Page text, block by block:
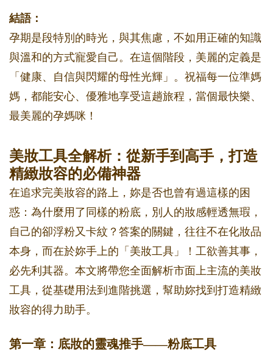
結語：
孕期是段特別的時光，與其焦慮，不如用正確的知識
與溫和的方式寵愛自己。在這個階段，美麗的定義是
「健康、自信與閃耀的母性光輝」。祝福每一位準媽
媽，都能安心、優雅地享受這趟旅程，當個最快樂、
最美麗的孕媽咪！
美妝工具全解析：從新手到高手，打造
精緻妝容的必備神器
在追求完美妝容的路上，妳是否也曾有過這樣的困
惑：為什麼用了同樣的粉底，別人的妝感輕透無瑕，
自己的卻浮粉又卡紋？答案的關鍵，往往不在化妝品
本身，而在於妳手上的「美妝工具」！工欲善其事，
必先利其器。本文將帶您全面解析市面上主流的美妝
工具，從基礎用法到進階挑選，幫助妳找到打造精緻
妝容的得力助手。
第一章：底妝的靈魂推手——粉底工具